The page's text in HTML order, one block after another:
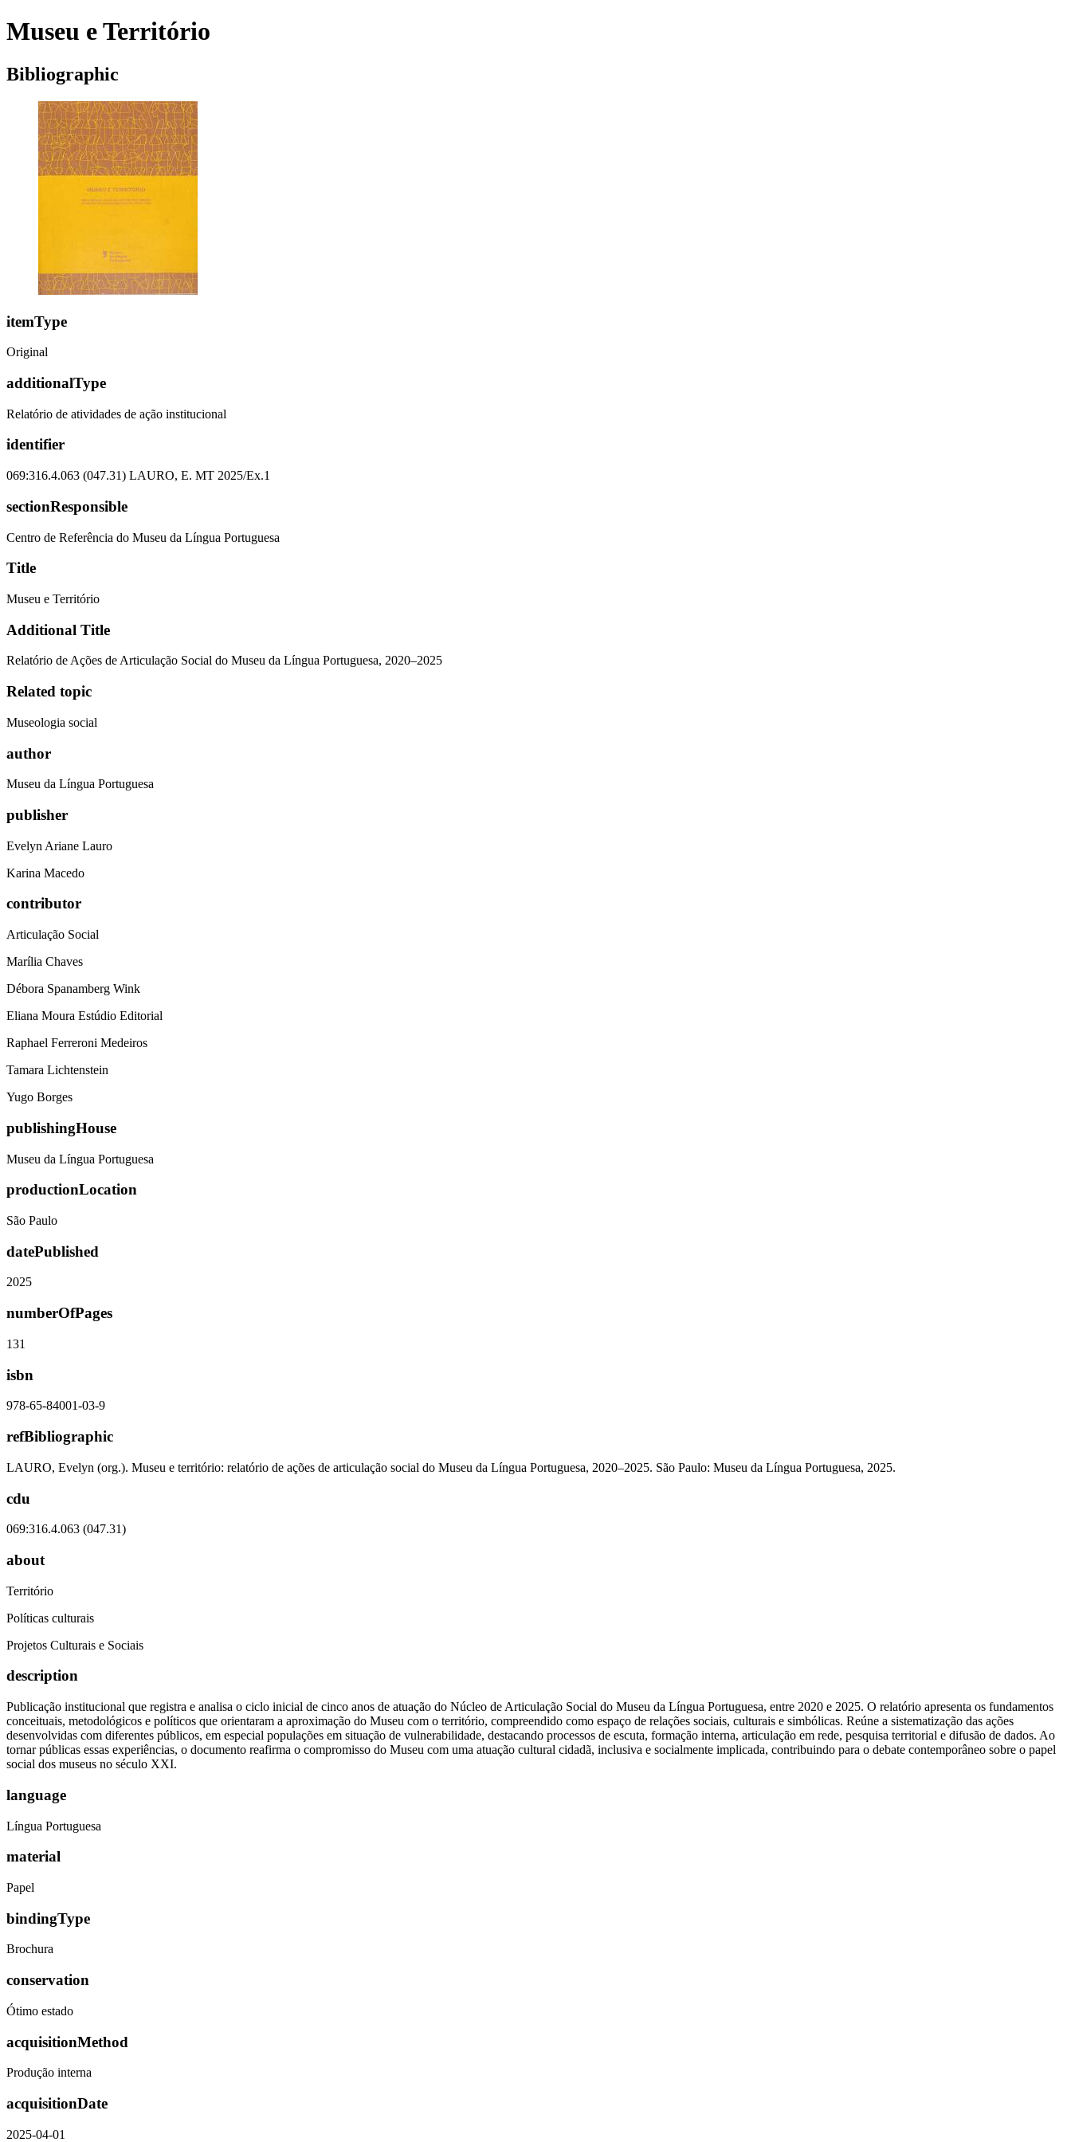
Museu e Território
Bibliographic
itemType
Original
additionalType
Relatório de atividades de ação institucional
identifier
069:316.4.063 (047.31) LAURO, E. MT 2025/Ex.1
sectionResponsible
Centro de Referência do Museu da Língua Portuguesa
Title
Museu e Território
Additional Title
Relatório de Ações de Articulação Social do Museu da Língua Portuguesa, 2020–2025
Related topic
Museologia social
author
Museu da Língua Portuguesa
publisher
Evelyn Ariane Lauro
Karina Macedo
contributor
Articulação Social
Marília Chaves
Débora Spanamberg Wink
Eliana Moura Estúdio Editorial
Raphael Ferreroni Medeiros
Tamara Lichtenstein
Yugo Borges
publishingHouse
Museu da Língua Portuguesa
productionLocation
São Paulo
datePublished
2025
numberOfPages
131
isbn
978-65-84001-03-9
refBibliographic
LAURO, Evelyn (org.). Museu e território: relatório de ações de articulação social do Museu da Língua Portuguesa, 2020–2025. São Paulo: Museu da Língua Portuguesa, 2025.
cdu
069:316.4.063 (047.31)
about
Território
Políticas culturais
Projetos Culturais e Sociais
description
Publicação institucional que registra e analisa o ciclo inicial de cinco anos de atuação do Núcleo de Articulação Social do Museu da Língua Portuguesa, entre 2020 e 2025. O relatório apresenta os fundamentos
conceituais, metodológicos e políticos que orientaram a aproximação do Museu com o território, compreendido como espaço de relações sociais, culturais e simbólicas. Reúne a sistematização das ações
desenvolvidas com diferentes públicos, em especial populações em situação de vulnerabilidade, destacando processos de escuta, formação interna, articulação em rede, pesquisa territorial e difusão de dados. Ao
tornar públicas essas experiências, o documento reafirma o compromisso do Museu com uma atuação cultural cidadã, inclusiva e socialmente implicada, contribuindo para o debate contemporâneo sobre o papel
social dos museus no século XXI.
language
Língua Portuguesa
material
Papel
bindingType
Brochura
conservation
Ótimo estado
acquisitionMethod
Produção interna
acquisitionDate
2025-04-01